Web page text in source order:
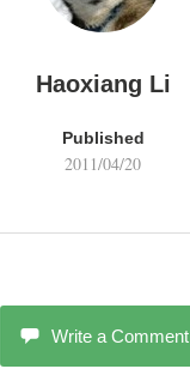
Haoxiang Li
Published
2011/04/20
Write a Comment